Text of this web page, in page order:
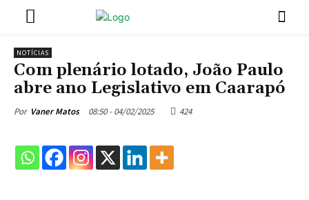
NOTÍCIAS
Com plenário lotado, João Paulo
abre ano Legislativo em Caarapó
Por Vaner Matos 08:50 - 04/02/2025 424